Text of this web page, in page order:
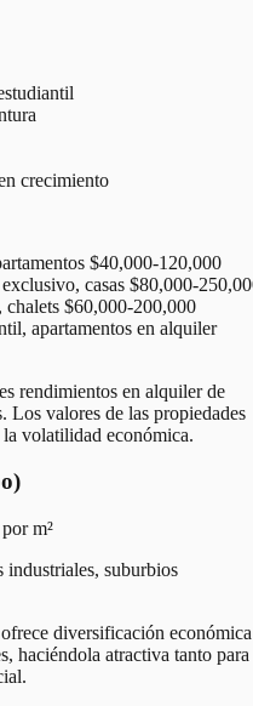
crecimiento
$40,000-120,000
casas $80,000-
chalets $60,000-200,000
apartamentos en alquiler
rendimientos en alquiler de
Los valores de las propiedades
la volatilidad económica.
m²
industriales, suburbios
diversificación económica
haciéndola atractiva tanto para